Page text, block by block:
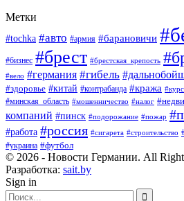
Метки
#tochka #авто #армия #барановичи
#бизнес #брест #брестская_крепость
#вело #германия #гибель
#здоровье #китай #контрабанда #кража
#минская_область #мошенничество #налог
компаний #пинск #подорожание #пожар
#работа #россия #сигарета #строительство
#украина #футбол
© 2026 - Новости Германии. All
Разработка: sait.by
Sign in